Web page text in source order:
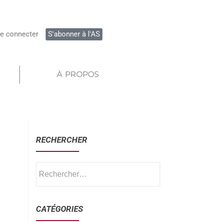
connecter S'abonner à l'AS
À PROPOS
RECHERCHER
CATÉGORIES